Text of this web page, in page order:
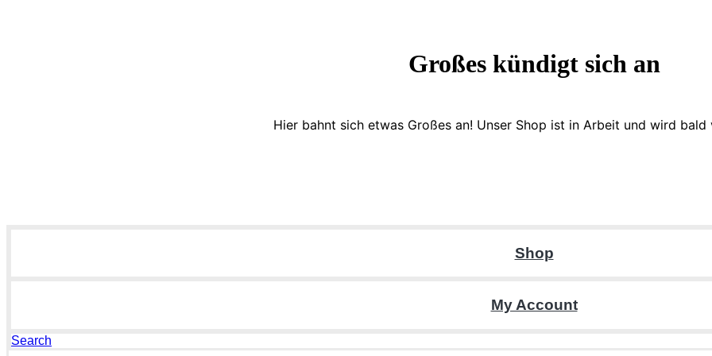
Großes kündigt sich an
Hier bahnt sich etwas Großes an! Unser Shop ist in Arbeit und wird
Shop
My Account
Search